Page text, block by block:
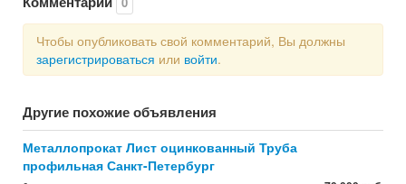
Чтобы опубликовать свой комментарий, Вы должны
зарегистрироваться или войти.
Другие похожие объявления
Металлопрокат Лист оцинкованный Труба
профильная Санкт-Петербург